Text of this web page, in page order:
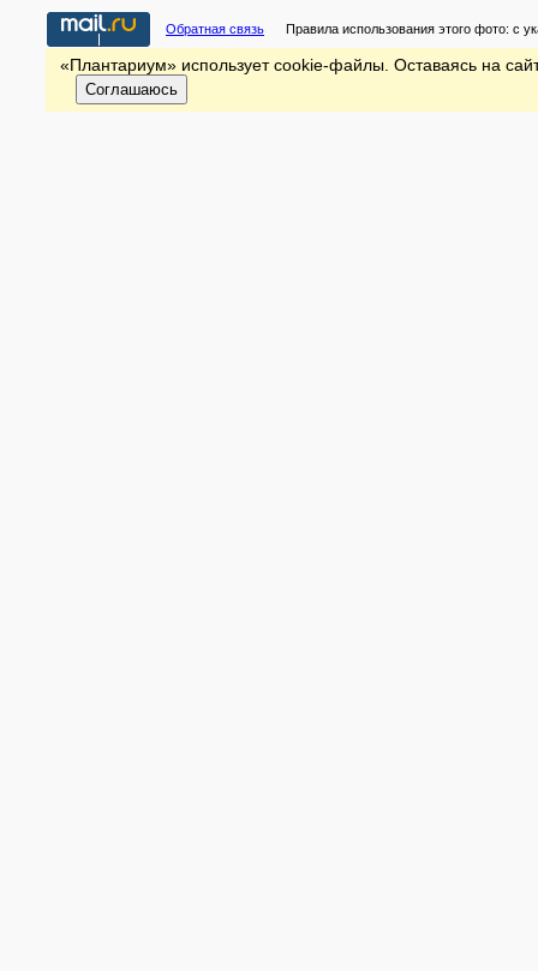
Обратная связь Правила использования этого фото: с
«Плантариум» использует cookie-файлы. Оставаясь на
Соглашаюсь